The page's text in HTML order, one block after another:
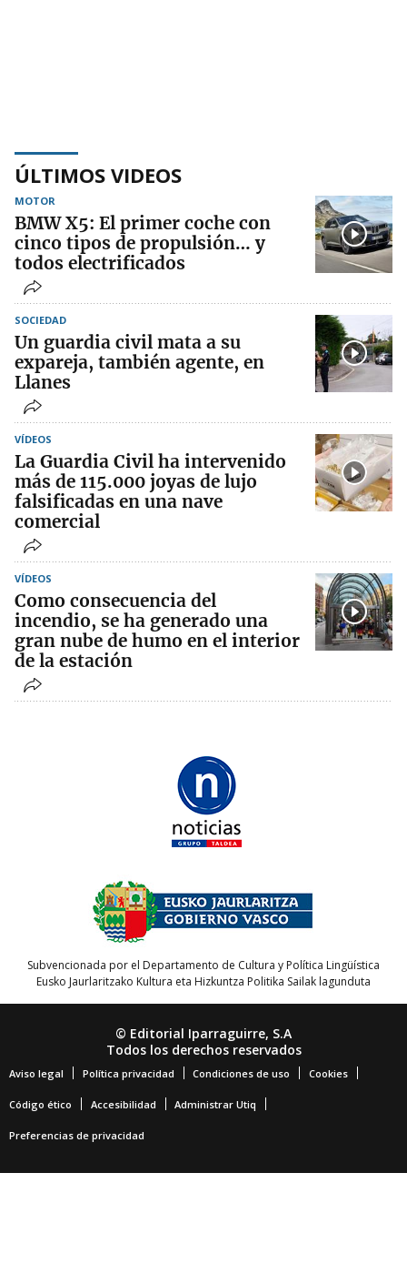
ÚLTIMOS VIDEOS
MOTOR
BMW X5: El primer coche con
cinco tipos de propulsión… y
todos electrificados
SOCIEDAD
Un guardia civil mata a su
expareja, también agente, en
Llanes
VÍDEOS
La Guardia Civil ha intervenido
más de 115.000 joyas de lujo
falsificadas en una nave
comercial
VÍDEOS
Como consecuencia del
incendio, se ha generado una
gran nube de humo en el interior
de la estación
Subvencionada por el Departamento de Cultura y Política Lingüística
Eusko Jaurlaritzako Kultura eta Hizkuntza Politika Sailak lagunduta
© Editorial Iparraguirre, S.A
Todos los derechos reservados
Aviso legal Política privacidad Condiciones de uso Cookies
Código ético Accesibilidad Administrar Utiq
Preferencias de privacidad